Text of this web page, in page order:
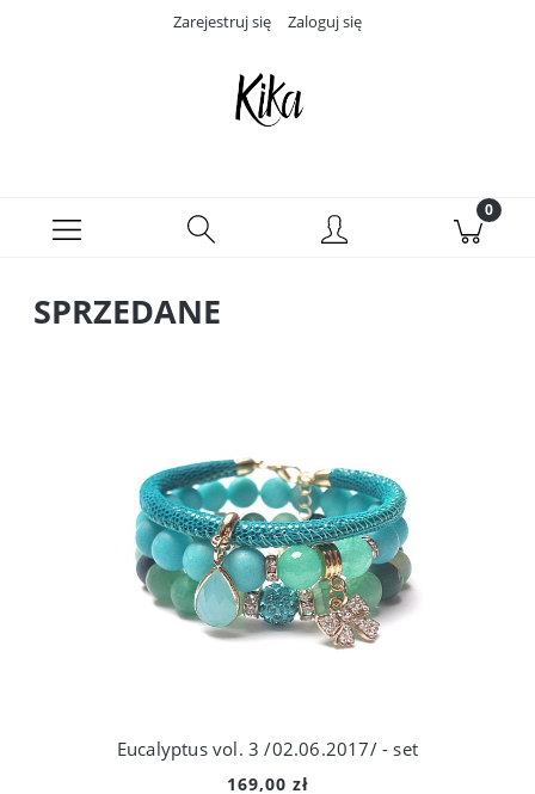
Zarejestruj się Zaloguj się
SPRZEDANE
Eucalyptus vol. 3 /02.06.2017/ - set
169,00 zł